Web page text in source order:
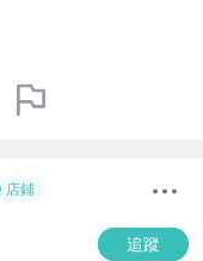
店鋪
追蹤